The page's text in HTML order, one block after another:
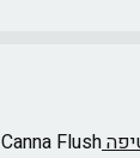
Canna Flush תוסף שטיפה